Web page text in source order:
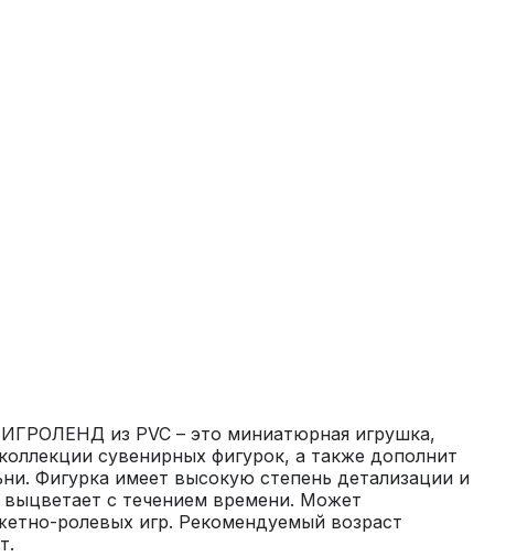
из PVC – это миниатюрная игрушка,
сувенирных фигурок, а также дополнит
Фигурка имеет высокую степень детализации и
с течением времени. Может
ролевых игр. Рекомендуемый возраст